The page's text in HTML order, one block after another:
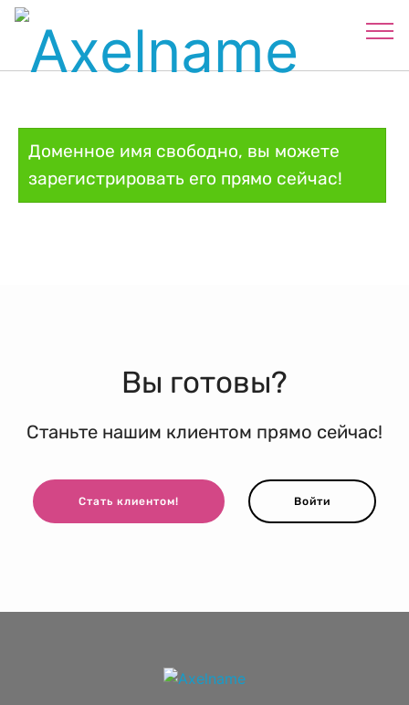
Доменное имя свободно, вы можете
зарегистрировать его прямо сейчас!
Вы готовы?
Станьте нашим клиентом прямо сейчас!
Стать клиентом! Войти